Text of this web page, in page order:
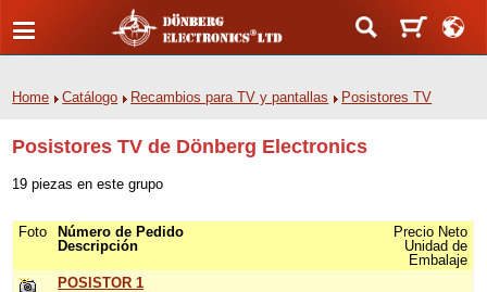
Home Catálogo Recambios para TV y pantallas Posistores TV
Posistores TV de Dönberg Electronics
19 piezas en este grupo
Foto
Número de Pedido
Descripción
Precio Neto
Unidad de
Embalaje
POSISTOR 1